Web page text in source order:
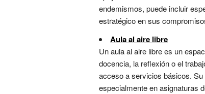
endemismos, puede incluir
estratégico en sus
Aula al aire libre
Un aula al aire libre es un
docencia, la reflexión o el
acceso a servicios básicos.
especialmente en asignaturas